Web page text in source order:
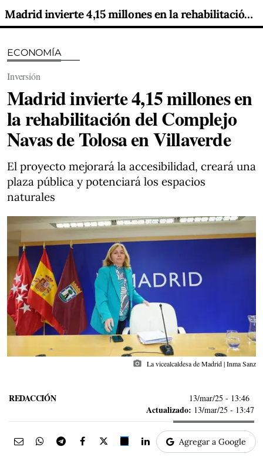
Madrid invierte 4,15 millones en la rehabilitación del Complejo Navas de Tolosa en Villaverde
ECONOMÍA
Inversión
Madrid invierte 4,15 millones en
la rehabilitación del Complejo
Navas de Tolosa en Villaverde
El proyecto mejorará la accesibilidad, creará una
plaza pública y potenciará los espacios
naturales
photo_camera La vicealcaldesa de Madrid | Inma Sanz
REDACCIÓN 13/mar/25 - 13:46
Actualizado: 13/mar/25 - 13:47
Agregar a Google